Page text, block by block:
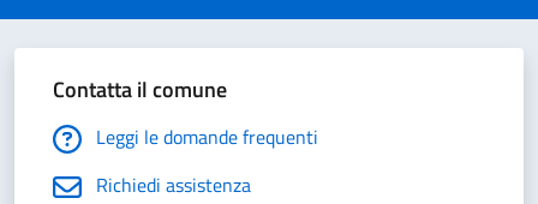
Contatta il comune
Leggi le domande frequenti
Richiedi assistenza